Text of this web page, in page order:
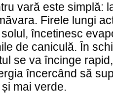
vară este simplă:
Firele lungi
încetinesc
de caniculă. În
se va încinge
încercând să
mai verde.